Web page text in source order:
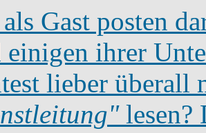
Gast posten
einigen ihrer
lieber überall
lesen?